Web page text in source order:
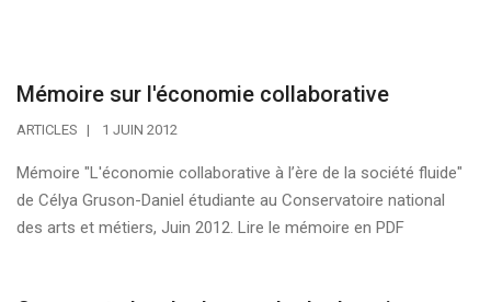
Mémoire sur l'économie collaborative
ARTICLES 1 JUIN 2012
Mémoire "L'économie collaborative à l’ère de la société fluide"
de Célya Gruson-Daniel étudiante au Conservatoire national
des arts et métiers, Juin 2012. Lire le mémoire en PDF